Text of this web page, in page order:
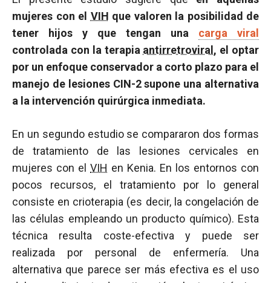
mujeres con el VIH que valoren la posibilidad de
tener hijos y que tengan una carga viral
controlada con la terapia antirretroviral , el optar
por un enfoque conservador a corto plazo para el
manejo de lesiones CIN-2 supone una alternativa
a la intervención quirúrgica inmediata.
En un segundo estudio se compararon dos formas
de tratamiento de las lesiones cervicales en
mujeres con el VIH en Kenia. En los entornos con
pocos recursos, el tratamiento por lo general
consiste en crioterapia (es decir, la congelación de
las células empleando un producto químico). Esta
técnica resulta coste-efectiva y puede ser
realizada por personal de enfermería. Una
alternativa que parece ser más efectiva es el uso